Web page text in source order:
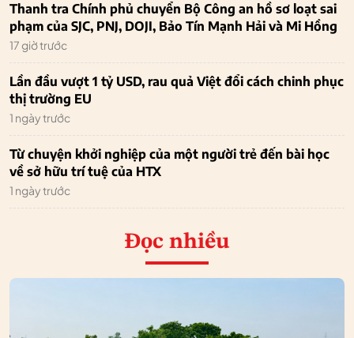
Thanh tra Chính phủ chuyển Bộ Công an hồ sơ loạt sai
phạm của SJC, PNJ, DOJI, Bảo Tín Mạnh Hải và Mi Hồng
17 giờ trước
Lần đầu vượt 1 tỷ USD, rau quả Việt đổi cách chinh phục
thị trường EU
1 ngày trước
Từ chuyện khởi nghiệp của một người trẻ đến bài học
về sở hữu trí tuệ của HTX
1 ngày trước
Đọc nhiều